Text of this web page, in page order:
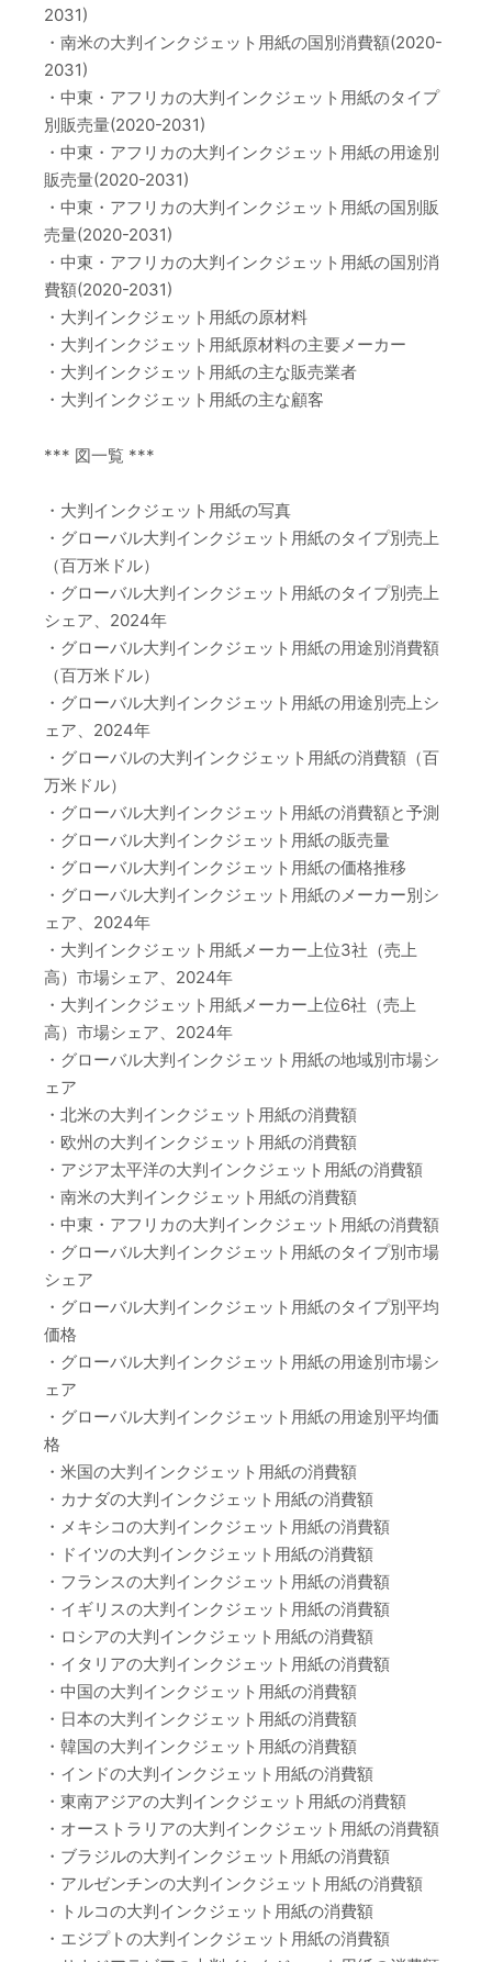
2031)
・南米の大判インクジェット用紙の国別消費額(2020-
2031)
・中東・アフリカの大判インクジェット用紙のタイプ
別販売量(2020-2031)
・中東・アフリカの大判インクジェット用紙の用途別
販売量(2020-2031)
・中東・アフリカの大判インクジェット用紙の国別販
売量(2020-2031)
・中東・アフリカの大判インクジェット用紙の国別消
費額(2020-2031)
・大判インクジェット用紙の原材料
・大判インクジェット用紙原材料の主要メーカー
・大判インクジェット用紙の主な販売業者
・大判インクジェット用紙の主な顧客
*** 図一覧 ***
・大判インクジェット用紙の写真
・グローバル大判インクジェット用紙のタイプ別売上
（百万米ドル）
・グローバル大判インクジェット用紙のタイプ別売上
シェア、2024年
・グローバル大判インクジェット用紙の用途別消費額
（百万米ドル）
・グローバル大判インクジェット用紙の用途別売上シ
ェア、2024年
・グローバルの大判インクジェット用紙の消費額（百
万米ドル）
・グローバル大判インクジェット用紙の消費額と予測
・グローバル大判インクジェット用紙の販売量
・グローバル大判インクジェット用紙の価格推移
・グローバル大判インクジェット用紙のメーカー別シ
ェア、2024年
・大判インクジェット用紙メーカー上位3社（売上
高）市場シェア、2024年
・大判インクジェット用紙メーカー上位6社（売上
高）市場シェア、2024年
・グローバル大判インクジェット用紙の地域別市場シ
ェア
・北米の大判インクジェット用紙の消費額
・欧州の大判インクジェット用紙の消費額
・アジア太平洋の大判インクジェット用紙の消費額
・南米の大判インクジェット用紙の消費額
・中東・アフリカの大判インクジェット用紙の消費額
・グローバル大判インクジェット用紙のタイプ別市場
シェア
・グローバル大判インクジェット用紙のタイプ別平均
価格
・グローバル大判インクジェット用紙の用途別市場シ
ェア
・グローバル大判インクジェット用紙の用途別平均価
格
・米国の大判インクジェット用紙の消費額
・カナダの大判インクジェット用紙の消費額
・メキシコの大判インクジェット用紙の消費額
・ドイツの大判インクジェット用紙の消費額
・フランスの大判インクジェット用紙の消費額
・イギリスの大判インクジェット用紙の消費額
・ロシアの大判インクジェット用紙の消費額
・イタリアの大判インクジェット用紙の消費額
・中国の大判インクジェット用紙の消費額
・日本の大判インクジェット用紙の消費額
・韓国の大判インクジェット用紙の消費額
・インドの大判インクジェット用紙の消費額
・東南アジアの大判インクジェット用紙の消費額
・オーストラリアの大判インクジェット用紙の消費額
・ブラジルの大判インクジェット用紙の消費額
・アルゼンチンの大判インクジェット用紙の消費額
・トルコの大判インクジェット用紙の消費額
・エジプトの大判インクジェット用紙の消費額